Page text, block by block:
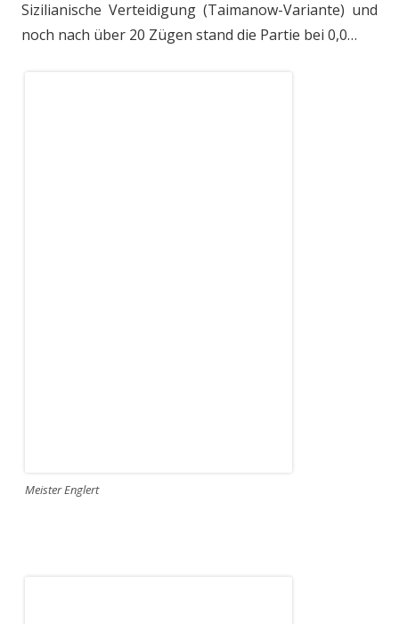
Sizilianische Verteidigung (Taimanow-Variante) und
noch nach über 20 Zügen stand die Partie bei 0,0…
Meister Englert